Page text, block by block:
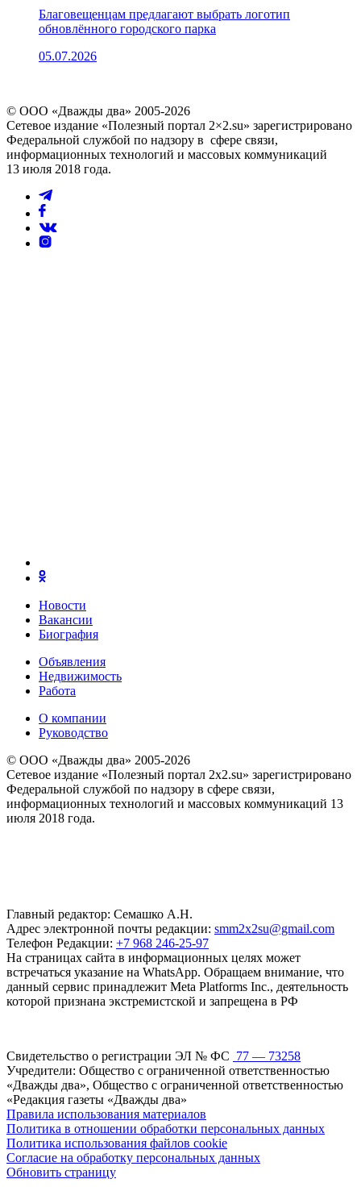
Благовещенцам предлагают выбрать логотип
обновлённого городского парка
05.07.2026
© ООО «Дважды два» 2005-2026
Сетевое издание «Полезный портал 2×2.su» зарегистрировано
Федеральной службой по надзору в сфере связи,
информационных технологий и массовых коммуникаций
13 июля 2018 года.
Новости
Вакансии
Биография
Объявления
Недвижимость
Работа
О компании
Руководство
© ООО «Дважды два» 2005-2026
Сетевое издание «Полезный портал 2x2.su» зарегистрировано
Федеральной службой по надзору в сфере связи,
информационных технологий и массовых коммуникаций 13
июля 2018 года.
Главный редактор: Семашко А.Н.
Адрес электронной почты редакции: smm2x2su@gmail.com
Телефон Редакции: +7 968 246-25-97
На страницах сайта в информационных целях может
встречаться указание на WhatsApp. Обращаем внимание, что
данный сервис принадлежит Meta Platforms Inc., деятельность
которой признана экстремистской и запрещена в РФ
Свидетельство о регистрации ЭЛ № ФС 77 — 73258
Учредители: Общество с ограниченной ответственностью
«Дважды два», Общество с ограниченной ответственностью
«Редакция газеты «Дважды два»
Правила использования материалов
Политика в отношении обработки персональных данных
Политика использования файлов cookie
Согласие на обработку персональных данных
Обновить страницу